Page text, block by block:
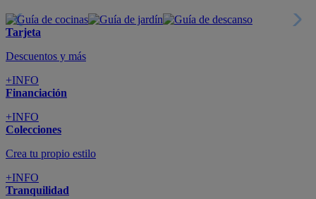
Tarjeta
Descuentos y más
+INFO
Financiación
+INFO
Colecciones
Crea tu propio estilo
+INFO
Tranquilidad